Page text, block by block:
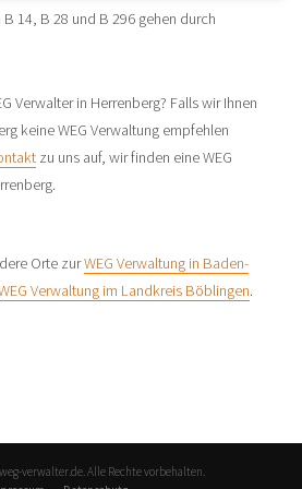
14, B 28 und B 296 gehen durch
Verwalter in Herrenberg? Falls wir Ihnen
keine WEG Verwaltung empfehlen
zu uns auf, wir finden eine WEG
Orte zurWEG Verwaltung in Baden-
Verwaltung im Landkreis Böblingen.
verwalter.de. Alle Rechte vorbehalten.